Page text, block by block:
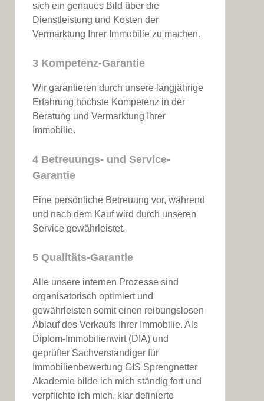
sich ein genaues Bild über die
Dienstleistung und Kosten der
Vermarktung Ihrer Immobilie zu machen.
3 Kompetenz-Garantie
Wir garantieren durch unsere langjährige
Erfahrung höchste Kompetenz in der
Beratung und Vermarktung Ihrer
Immobilie.
4 Betreuungs- und Service-
Garantie
Eine persönliche Betreuung vor, während
und nach dem Kauf wird durch unseren
Service gewährleistet.
5 Qualitäts-Garantie
Alle unsere internen Prozesse sind
organisatorisch optimiert und
gewährleisten somit einen reibungslosen
Ablauf des Verkaufs Ihrer Immobilie. Als
Diplom-Immobilienwirt (DIA) und
geprüfter Sachverständiger für
Immobilienbewertung GIS Sprengnetter
Akademie bilde ich mich ständig fort und
verpflichte ich mich, klar definierte